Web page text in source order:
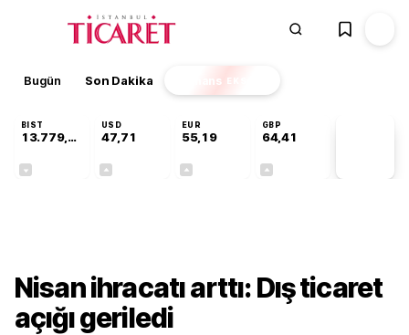
Bugün Son Dakika Finans EKSTRA
BIST
13.779,39
USD
47,71
EUR
55,19
GBP
64,41
Nisan ihracatı arttı: Dış ticaret
açığı geriledi